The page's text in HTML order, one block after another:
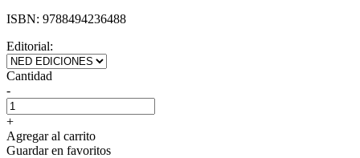
ISBN: 9788494236488
Editorial:
Cantidad
-
+
Agregar al carrito
Guardar en favoritos